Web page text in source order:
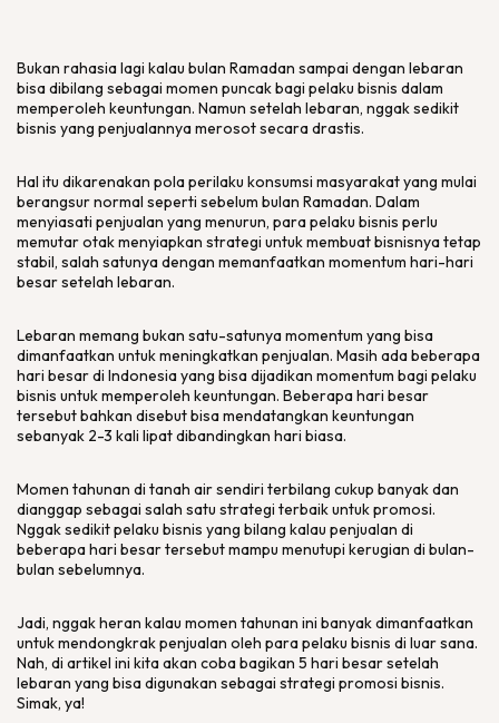
Bukan rahasia lagi kalau bulan Ramadan sampai dengan lebaran
bisa dibilang sebagai momen puncak bagi pelaku bisnis dalam
memperoleh keuntungan. Namun setelah lebaran, nggak sedikit
bisnis yang penjualannya merosot secara drastis.
Hal itu dikarenakan pola perilaku konsumsi masyarakat yang mulai
berangsur normal seperti sebelum bulan Ramadan. Dalam
menyiasati penjualan yang menurun, para pelaku bisnis perlu
memutar otak menyiapkan strategi untuk membuat bisnisnya tetap
stabil, salah satunya dengan memanfaatkan momentum hari-hari
besar setelah lebaran.
Lebaran memang bukan satu-satunya momentum yang bisa
dimanfaatkan untuk meningkatkan penjualan. Masih ada beberapa
hari besar di Indonesia yang bisa dijadikan momentum bagi pelaku
bisnis untuk memperoleh keuntungan. Beberapa hari besar
tersebut bahkan disebut bisa mendatangkan keuntungan
sebanyak 2-3 kali lipat dibandingkan hari biasa.
Momen tahunan di tanah air sendiri terbilang cukup banyak dan
dianggap sebagai salah satu strategi terbaik untuk promosi.
Nggak sedikit pelaku bisnis yang bilang kalau penjualan di
beberapa hari besar tersebut mampu menutupi kerugian di bulan-
bulan sebelumnya.
Jadi, nggak heran kalau momen tahunan ini banyak dimanfaatkan
untuk mendongkrak penjualan oleh para pelaku bisnis di luar sana.
Nah, di artikel ini kita akan coba bagikan 5 hari besar setelah
lebaran yang bisa digunakan sebagai strategi promosi bisnis.
Simak, ya!